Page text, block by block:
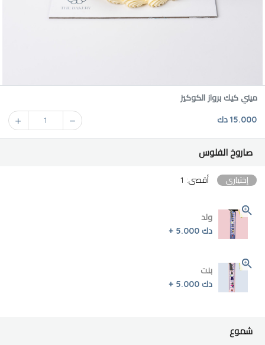
ميني كيك برواز الكوكيز
15.000 دك 1
صاروخ الفلوس
إختياري أقصى: 1
ولد
دك 5.000 +
بنت
دك 5.000 +
شموع